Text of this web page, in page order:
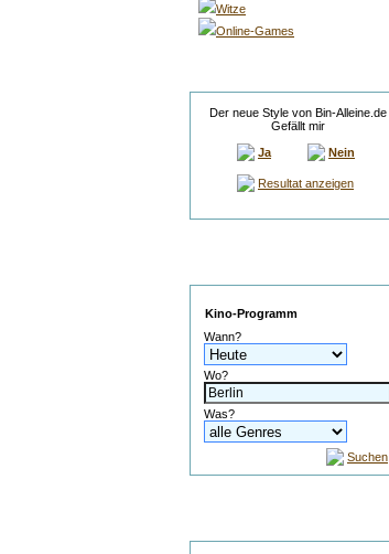
Witze
Online-Games
Der neue Style von Bin-Alleine.de
Gefällt mir
Ja
Nein
Resultat anzeigen
Kino-Programm
Wann?
Wo?
Was?
Suchen